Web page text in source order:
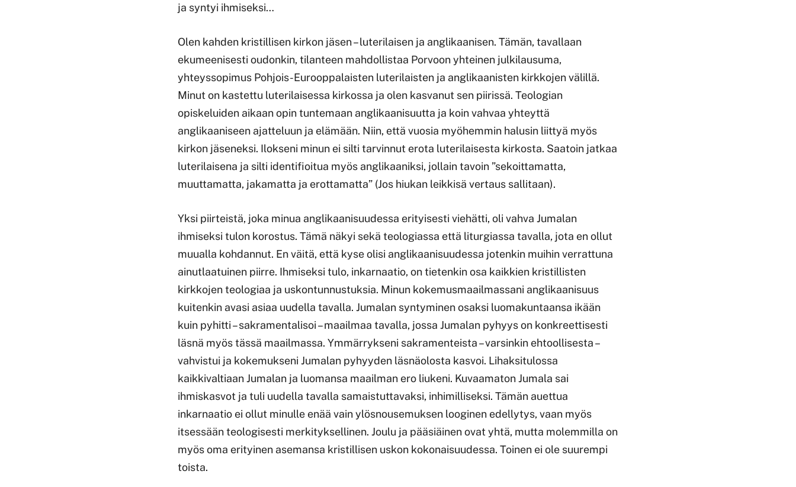
ja syntyi ihmiseksi…
Olen kahden kristillisen kirkon jäsen – luterilaisen ja anglikaanisen. Tämän, tavallaan
ekumeenisesti oudonkin, tilanteen mahdollistaa Porvoon yhteinen julkilausuma,
yhteyssopimus Pohjois-Eurooppalaisten luterilaisten ja anglikaanisten kirkkojen välillä.
Minut on kastettu luterilaisessa kirkossa ja olen kasvanut sen piirissä. Teologian
opiskeluiden aikaan opin tuntemaan anglikaanisuutta ja koin vahvaa yhteyttä
anglikaaniseen ajatteluun ja elämään. Niin, että vuosia myöhemmin halusin liittyä myös
kirkon jäseneksi. Ilokseni minun ei silti tarvinnut erota luterilaisesta kirkosta. Saatoin jatkaa
luterilaisena ja silti identifioitua myös anglikaaniksi, jollain tavoin ”sekoittamatta,
muuttamatta, jakamatta ja erottamatta” (Jos hiukan leikkisä vertaus sallitaan).
Yksi piirteistä, joka minua anglikaanisuudessa erityisesti viehätti, oli vahva Jumalan
ihmiseksi tulon korostus. Tämä näkyi sekä teologiassa että liturgiassa tavalla, jota en ollut
muualla kohdannut. En väitä, että kyse olisi anglikaanisuudessa jotenkin muihin verrattuna
ainutlaatuinen piirre. Ihmiseksi tulo, inkarnaatio, on tietenkin osa kaikkien kristillisten
kirkkojen teologiaa ja uskontunnustuksia. Minun kokemusmaailmassani anglikaanisuus
kuitenkin avasi asiaa uudella tavalla. Jumalan syntyminen osaksi luomakuntaansa ikään
kuin pyhitti – sakramentalisoi – maailmaa tavalla, jossa Jumalan pyhyys on konkreettisesti
läsnä myös tässä maailmassa. Ymmärrykseni sakramenteista – varsinkin ehtoollisesta –
vahvistui ja kokemukseni Jumalan pyhyyden läsnäolosta kasvoi. Lihaksitulossa
kaikkivaltiaan Jumalan ja luomansa maailman ero liukeni. Kuvaamaton Jumala sai
ihmiskasvot ja tuli uudella tavalla samaistuttavaksi, inhimilliseksi. Tämän auettua
inkarnaatio ei ollut minulle enää vain ylösnousemuksen looginen edellytys, vaan myös
itsessään teologisesti merkityksellinen. Joulu ja pääsiäinen ovat yhtä, mutta molemmilla on
myös oma erityinen asemansa kristillisen uskon kokonaisuudessa. Toinen ei ole suurempi
toista.